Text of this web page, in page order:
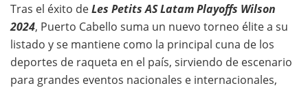
Tras el éxito deLes Petits AS Latam Playoffs Wilson
2024, Puerto Cabello suma un nuevo torneo élite a su
listado y se mantiene como la principal cuna de los
deportes de raqueta en el país, sirviendo de escenario
para grandes eventos nacionales e internacionales,